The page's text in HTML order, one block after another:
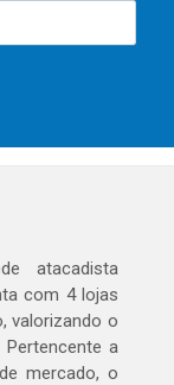
atacadista
com 4 lojas
valorizando o
a
mercado, o